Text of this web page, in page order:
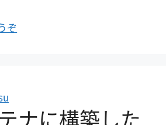
ぞ
ナに構築した